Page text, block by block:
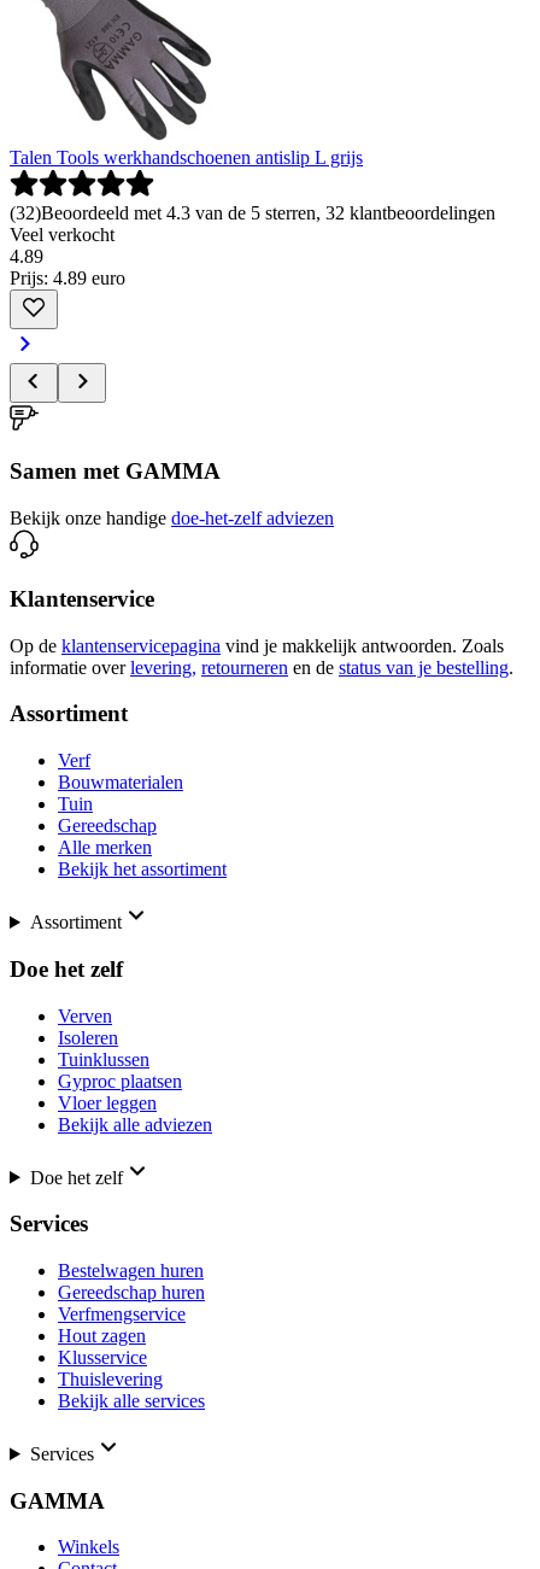
Talen Tools werkhandschoenen antislip L grijs
(32)Beoordeeld met 4.3 van de 5 sterren, 32 klantbeoordelingen
Veel verkocht
4.89
Prijs: 4.89 euro
Samen met GAMMA
Bekijk onze handige doe-het-zelf adviezen
Klantenservice
Op de klantenservicepagina vind je makkelijk antwoorden. Zoals
informatie over levering, retourneren en de status van je bestelling.
Assortiment
Verf
Bouwmaterialen
Tuin
Gereedschap
Alle merken
Bekijk het assortiment
Assortiment
Doe het zelf
Verven
Isoleren
Tuinklussen
Gyproc plaatsen
Vloer leggen
Bekijk alle adviezen
Doe het zelf
Services
Bestelwagen huren
Gereedschap huren
Verfmengservice
Hout zagen
Klusservice
Thuislevering
Bekijk alle services
Services
GAMMA
Winkels